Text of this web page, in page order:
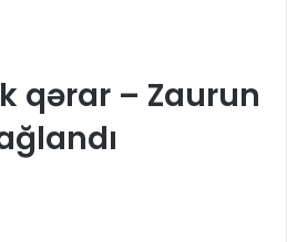
qərar – Zaurun